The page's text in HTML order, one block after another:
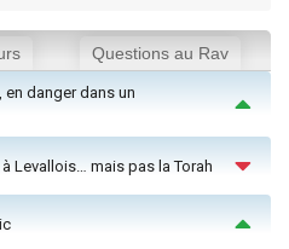
Questions au Rav
en danger dans un
Levallois… mais pas la Torah